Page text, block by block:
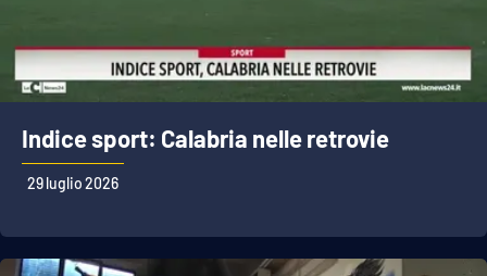
Indice sport: Calabria nelle retrovie
29 luglio 2026